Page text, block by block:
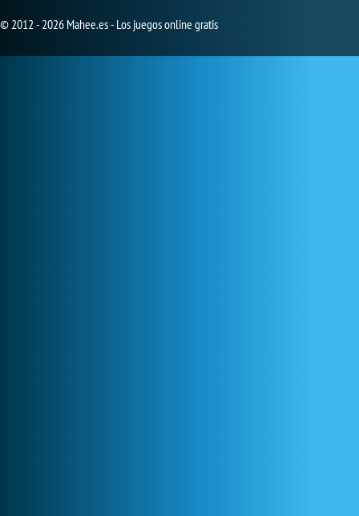
© 2012 - 2026 Mahee.es - Los juegos online gratis